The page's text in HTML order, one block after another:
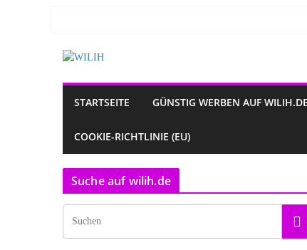
STARTSEITE GÜNSTIG WERBEN AUF
COOKIE-RICHTLINIE (EU)
Suche auf wilih.de